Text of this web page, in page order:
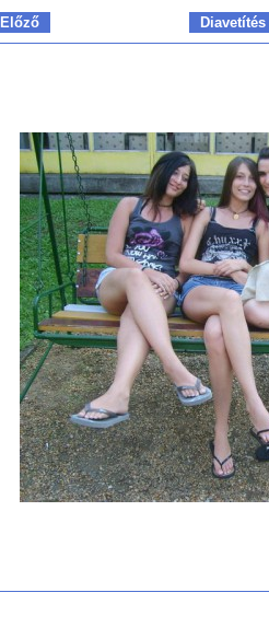
Előző